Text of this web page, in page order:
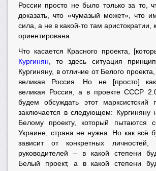
России просто не было только за то,
доказать, что «чумазый может», что
сила, а не в какой-то там аристократии,
ориентирована.
Что касается Красного проекта,
Кургинян , то здесь ситуация
Кургиняну, в отличие от Белого
великая Россия. Но не [просто]
великая Россия, а в проекте СССР
будем обсуждать этот марксистский
заключается в следующем: Кургиняну
Белому проекту, который пытаются
Украине, страна не нужна. Но как всё
зависит от конкретных личностей,
руководителей – в какой степени
Белый проект, а в какой степени